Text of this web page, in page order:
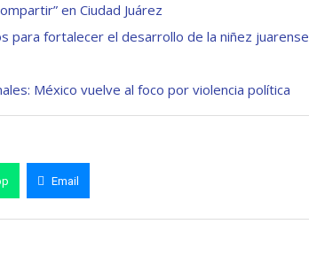
en Ciudad Juárez
para fortalecer el desarrollo de la niñez juarense
México vuelve al foco por violencia política
Email